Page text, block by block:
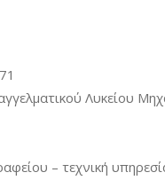
Λυκείου
– τεχνική